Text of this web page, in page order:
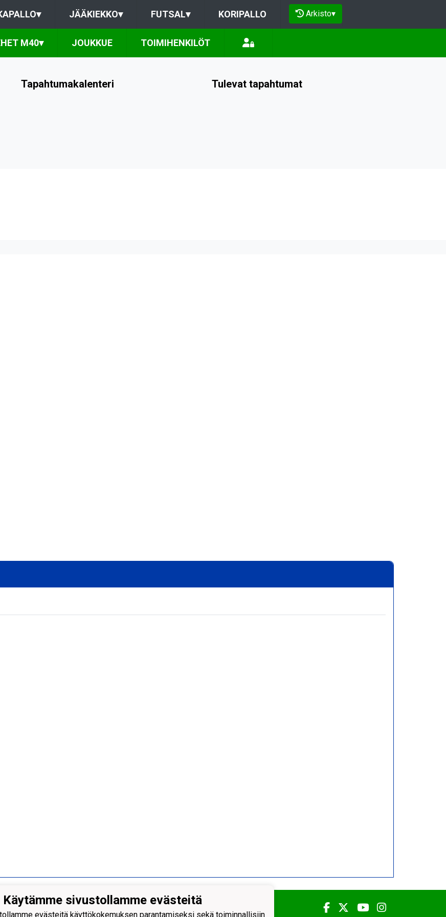
▾ JÄÄKIEKKO▾ FUTSAL▾ KORIPALLO Arkisto▾
M40▾ JOUKKUE TOIMIHENKILÖT
Tapahtumakalenteri Tulevat tapahtumat
Käytämme sivustollamme evästeitä
evästeitä käyttökokemuksen parantamiseksi sekä toiminnallisiin